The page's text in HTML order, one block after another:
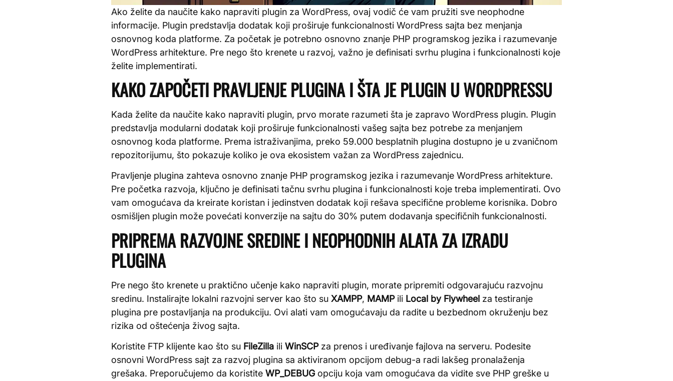
Ako želite da naučite kako napraviti plugin za WordPress, ovaj vodič će vam pružiti sve neophodne
informacije. Plugin predstavlja dodatak koji proširuje funkcionalnosti WordPress sajta bez menjanja
osnovnog koda platforme. Za početak je potrebno osnovno znanje PHP programskog jezika i razumevanje
WordPress arhitekture. Pre nego što krenete u razvoj, važno je definisati svrhu plugina i funkcionalnosti koje
želite implementirati.
KAKO ZAPOČETI PRAVLJENJE PLUGINA I ŠTA JE PLUGIN U WORDPRESSU
Kada želite da naučite kako napraviti plugin, prvo morate razumeti šta je zapravo WordPress plugin. Plugin
predstavlja modularni dodatak koji proširuje funkcionalnosti vašeg sajta bez potrebe za menjanjem
osnovnog koda platforme. Prema istraživanjima, preko 59.000 besplatnih plugina dostupno je u zvaničnom
repozitorijumu, što pokazuje koliko je ova ekosistem važan za WordPress zajednicu.
Pravljenje plugina zahteva osnovno znanje PHP programskog jezika i razumevanje WordPress arhitekture.
Pre početka razvoja, ključno je definisati tačnu svrhu plugina i funkcionalnosti koje treba implementirati. Ovo
vam omogućava da kreirate koristan i jedinstven dodatak koji rešava specifične probleme korisnika. Dobro
osmišljen plugin može povećati konverzije na sajtu do 30% putem dodavanja specifičnih funkcionalnosti.
PRIPREMA RAZVOJNE SREDINE I NEOPHODNIH ALATA ZA IZRADU
PLUGINA
Pre nego što krenete u praktično učenje kako napraviti plugin, morate pripremiti odgovarajuću razvojnu
sredinu. Instalirajte lokalni razvojni server kao što su XAMPP, MAMPili Local by Flywheel za testiranje
plugina pre postavljanja na produkciju. Ovi alati vam omogućavaju da radite u bezbednom okruženju bez
rizika od oštećenja živog sajta.
Koristite FTP klijente kao što su FileZilla ili WinSCPza prenos i uređivanje fajlova na serveru. Podesite
osnovni WordPress sajt za razvoj plugina sa aktiviranom opcijom debug-a radi lakšeg pronalaženja
grešaka. Preporučujemo da koristite WP_DEBUG opciju koja vam omogućava da vidite sve PHP greške u